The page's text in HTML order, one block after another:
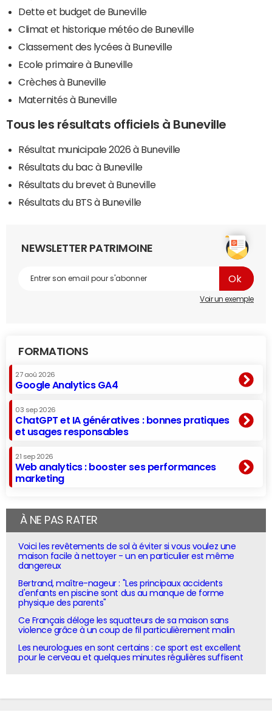
Dette et budget de Buneville
Climat et historique météo de Buneville
Classement des lycées à Buneville
Ecole primaire à Buneville
Crèches à Buneville
Maternités à Buneville
Tous les résultats officiels à Buneville
Résultat municipale 2026 à Buneville
Résultats du bac à Buneville
Résultats du brevet à Buneville
Résultats du BTS à Buneville
NEWSLETTER PATRIMOINE
Voir un exemple
FORMATIONS
27 aoû 2026
Google Analytics GA4
03 sep 2026
ChatGPT et IA génératives : bonnes pratiques
et usages responsables
21 sep 2026
Web analytics : booster ses performances
marketing
À NE PAS RATER
Voici les revêtements de sol à éviter si vous voulez une
maison facile à nettoyer - un en particulier est même
dangereux
Bertrand, maître-nageur : "Les principaux accidents
d'enfants en piscine sont dus au manque de forme
physique des parents"
Ce Français déloge les squatteurs de sa maison sans
violence grâce à un coup de fil particulièrement malin
Les neurologues en sont certains : ce sport est excellent
pour le cerveau et quelques minutes régulières suffisent